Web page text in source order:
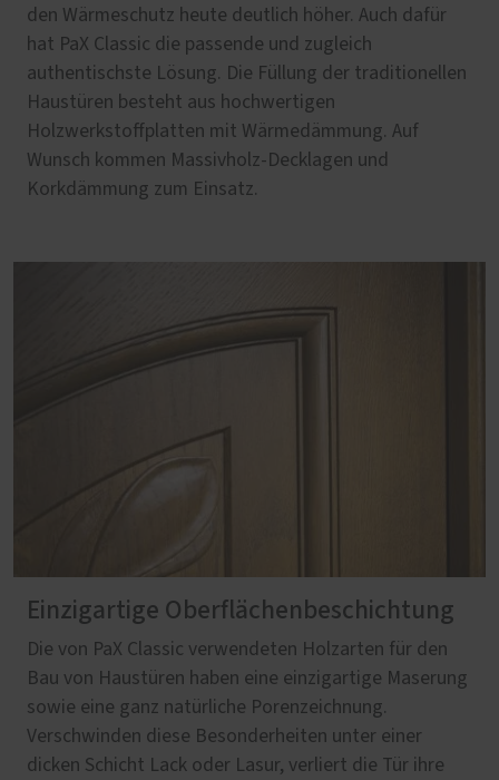
den Wärmeschutz heute deutlich höher. Auch dafür
hat PaX Classic die passende und zugleich
authentischste Lösung. Die Füllung der traditionellen
Haustüren besteht aus hochwertigen
Holzwerkstoffplatten mit Wärmedämmung. Auf
Wunsch kommen Massivholz-Decklagen und
Korkdämmung zum Einsatz.
Einzigartige Oberflächenbeschichtung
Die von PaX Classic verwendeten Holzarten für den
Bau von Haustüren haben eine einzigartige Maserung
sowie eine ganz natürliche Porenzeichnung.
Verschwinden diese Besonderheiten unter einer
dicken Schicht Lack oder Lasur, verliert die Tür ihre